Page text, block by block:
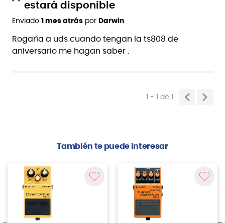
estará disponible
Enviado 1 mes atrás por Darwin
Rogaría a uds cuando tengan la ts808 de
aniversario me hagan saber .
1 - 1de
También te puede interesar